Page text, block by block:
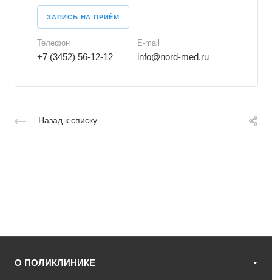
ЗАПИСЬ НА ПРИЁМ
Телефон
+7 (3452) 56-12-12
E-mail
info@nord-med.ru
Назад к списку
О ПОЛИКЛИНИКЕ